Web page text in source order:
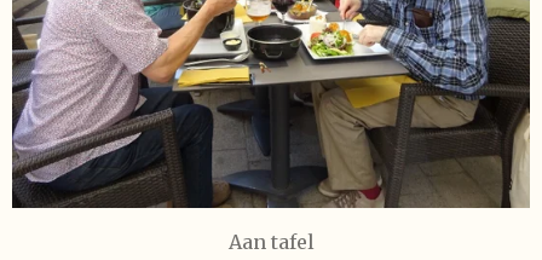
Aan tafel